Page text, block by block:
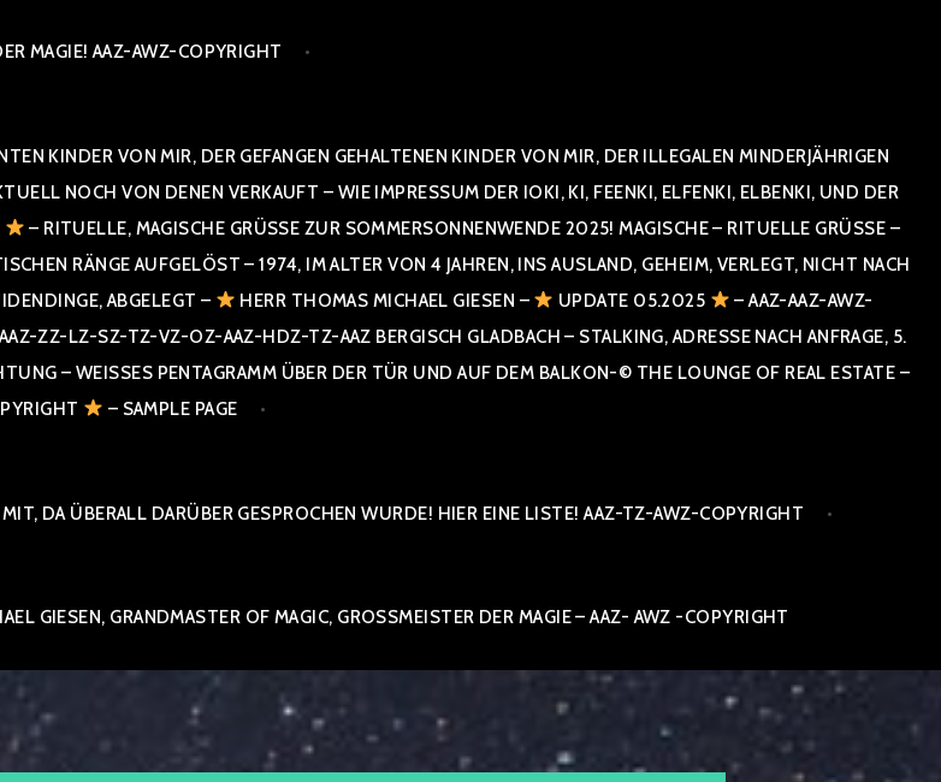
MAGIE! AAZ-AWZ-COPYRIGHT
KINDER VON MIR, DER GEFANGEN GEHALTENEN KINDER VON MIR, DER ILLEGALEN MINDERJÄHRIGEN
NOCH VON DENEN VERKAUFT – WIE IMPRESSUM DER IOKI, KI, FEENKI, ELFENKI, ELBENKI, UND DER
– RITUELLE, MAGISCHE GRÜSSE ZUR SOMMERSONNENWENDE 2025! MAGISCHE – RITUELLE GRÜSSE – GR
RÄNGE AUFGELÖST – 1974, IM ALTER VON 4 JAHREN, INS AUSLAND, GEHEIM, VERLEGT, NICHT NACH SPA
ABGELEGT –
HERR THOMAS MICHAEL GIESEN – UPDATE 05.2025
– AAZ-AAZ-AWZ-
ZZ-LZ-SZ-TZ-VZ-OZ-AAZ-HDZ-TZ-AAZ BERGISCH GLADBACH – STALKING, ADRESSE NACH ANFRAGE, 5. E
– WEISSES PENTAGRAMM ÜBER DER TÜR UND AUF DEM BALKON-© THE LOUNGE OF REAL ESTATE – CO
– SAMPLE PAGE
DA ÜBERALL DARÜBER GESPROCHEN WURDE! HIER EINE LISTE! AAZ-TZ-AWZ-COPYRIGHT
GIESEN, GRANDMASTER OF MAGIC, GROSSMEISTER DER MAGIE – AAZ- AWZ -COPYRIGHT